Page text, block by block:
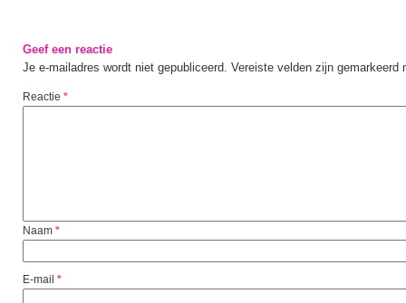
Geef een reactie
Je e-mailadres wordt niet gepubliceerd. Vereiste velden zijn gemarkeerd
Reactie *
Naam *
E-mail *